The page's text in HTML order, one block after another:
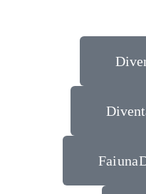
Fai una